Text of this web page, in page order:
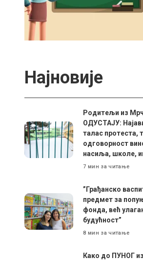
Најновије
Родитељи из
ОДУСТАЈУ:
талас протеста,
одговорност
насиља, школе,
7 мин за читање
”Грађанско
предмет за
фонда, већ
будућност”
8 мин за читање
Како до ПУНОГ